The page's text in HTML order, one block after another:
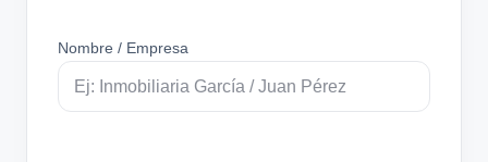
Nombre / Empresa